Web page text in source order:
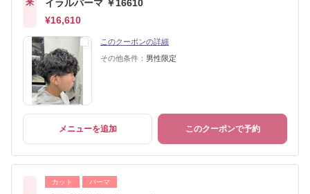
来
イラルパーマ ￥16610
¥16,610
このクーポンの詳細
その他条件： 男性限定
メニューを追加 このクーポンで予約
カット パーマ